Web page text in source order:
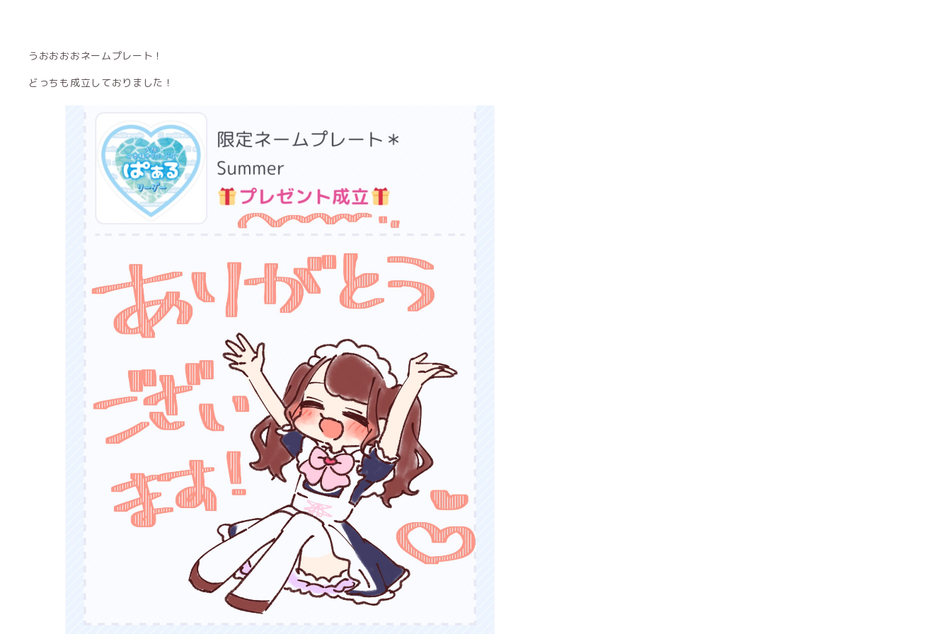
うおおおおネームプレート！
どっちも成立しておりました！